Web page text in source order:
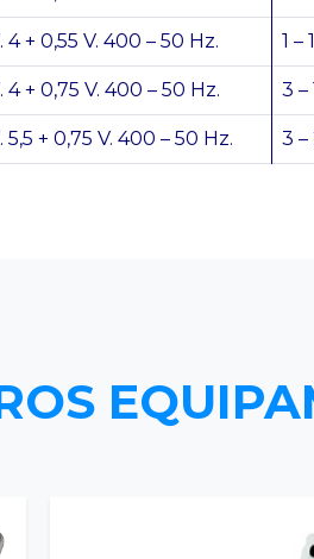
4 + 0,55 V. 400 – 50 Hz. 1 –
4 + 0,75 V. 400 – 50 Hz. 3 –
5,5 + 0,75 V. 400 – 50 Hz. 3